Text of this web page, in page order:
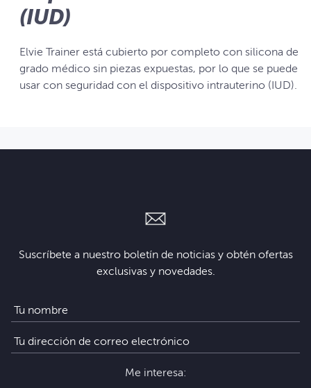
(IUD)
Elvie Trainer está cubierto por completo con silicona de
grado médico sin piezas expuestas, por lo que se puede
usar con seguridad con el dispositivo intrauterino (IUD).
Suscríbete a nuestro boletín de noticias y obtén ofertas
exclusivas y novedades.
Me interesa: